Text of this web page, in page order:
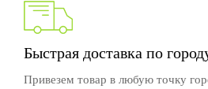
Быстрая доставка по
Привезем товар в любую точку